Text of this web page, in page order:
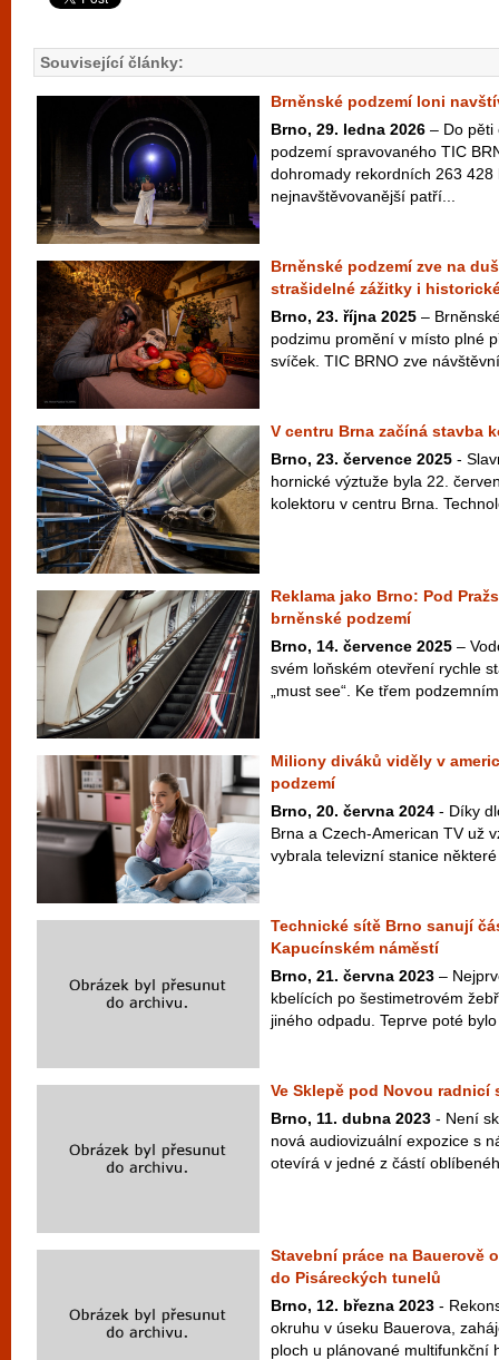
Související články:
Brněnské podzemí loni
Brno, 29. ledna 2026 – Do pěti
podzemí spravovaného TIC
dohromady rekordních 263 428
nejnavštěvovanější patří...
Brněnské podzemí zve na
strašidelné zážitky i
Brno, 23. října 2025 –
podzimu promění v místo plné
svíček. TIC BRNO zve
V centru Brna začíná stavba
Brno, 23. července 2025 -
hornické výztuže byla 22.
kolektoru v centru Brna.
Reklama jako Brno: Pod
brněnské podzemí
Brno, 14. července 2025 –
svém loňském otevření rychle
„must see“. Ke třem
Miliony diváků viděly v
podzemí
Brno, 20. června 2024 - Díky
Brna a Czech-American TV už
vybrala televizní stanice
Technické sítě Brno sanují
Kapucínském náměstí
Brno, 21. června 2023 –
kbelících po šestimetrovém
jiného odpadu. Teprve poté
Ve Sklepě pod Novou radnicí
Brno, 11. dubna 2023 - Není
nová audiovizuální expozice s
otevírá v jedné z částí
Stavební práce na Bauerově
do Pisáreckých tunelů
Brno, 12. března 2023 -
okruhu v úseku Bauerova,
ploch u plánované multifunkční